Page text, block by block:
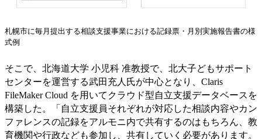
札幌市に毎月提出する相談支援事業における記録票・月別実施報告書の様
式例
そこで、北海道大学 小児科 准教授で、北大子どもサポート
センターを運営する武田充人氏が中心となり、Claris
FileMaker Cloud を用いてクラウド型自立支援データベースを
構築した。「自立支援員それぞれが対応した相談内容やカン
ファレンスの記録をアルモニ内で共有するのはもちろん、教
育機関や行政なども参加し、共有していく必要があります。